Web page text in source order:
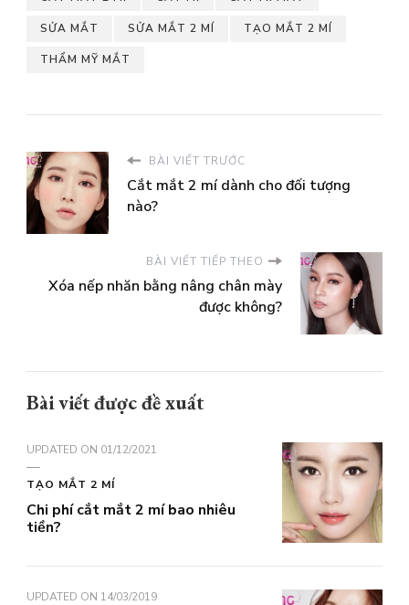
SỬA MẮT SỬA MẮT 2 MÍ TẠO MẮT 2 MÍ
THẨM MỸ MẮT
BÀI VIẾT TRƯỚC
Cắt mắt 2 mí dành cho đối tượng
nào?
BÀI VIẾT TIẾP THEO
Xóa nếp nhăn bằng nâng chân mày
được không?
Bài viết được đề xuất
UPDATED ON 01/12/2021
TẠO MẮT 2 MÍ
Chi phí cắt mắt 2 mí bao nhiêu
tiền?
UPDATED ON 14/03/2019